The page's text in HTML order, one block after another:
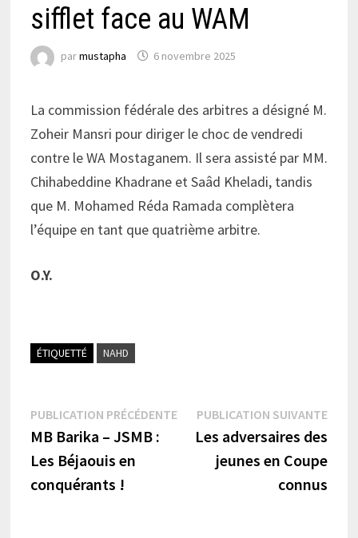
sifflet face au WAM
parmustapha 6 novembre 2025
La commission fédérale des arbitres a désigné M.
Zoheir Mansri pour diriger le choc de vendredi
contre le WA Mostaganem. Il sera assisté par MM.
Chihabeddine Khadrane et Saâd Kheladi, tandis
que M. Mohamed Réda Ramada complètera
l’équipe en tant que quatrième arbitre.
O.Y.
ÉTIQUETTÉ NAHD
Navigation
de
l’article
PUBLICATION PRÉCÉDENTEPublication
précédente :
MB Barika – JSMB :
Les Béjaouis en
conquérants !
PUBLICATION SUIVANTE
Les adversaires des
jeunes en Coupe
connus